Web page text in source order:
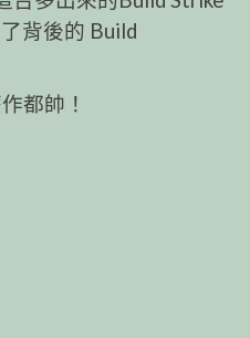
背後的 Build
都帥！